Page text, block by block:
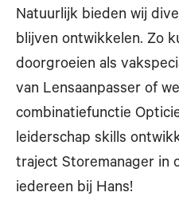
Natuurlijk bieden wij
blijven ontwikkelen. Zo
doorgroeien als
van Lensaanpasser of
combinatiefunctie
leiderschap skills
traject Storemanager in
iedereen bij Hans!